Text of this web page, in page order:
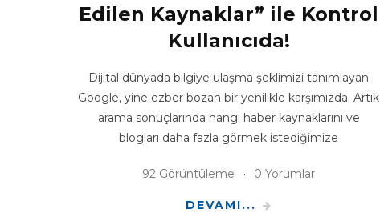
Edilen Kaynaklar” ile Kontrol
Kullanıcıda!
Dijital dünyada bilgiye ulaşma şeklimizi tanımlayan
Google, yine ezber bozan bir yenilikle karşımızda. Artık
arama sonuçlarında hangi haber kaynaklarını ve
blogları daha fazla görmek istediğimize
92 Görüntüleme 0 Yorumlar
DEVAMI...